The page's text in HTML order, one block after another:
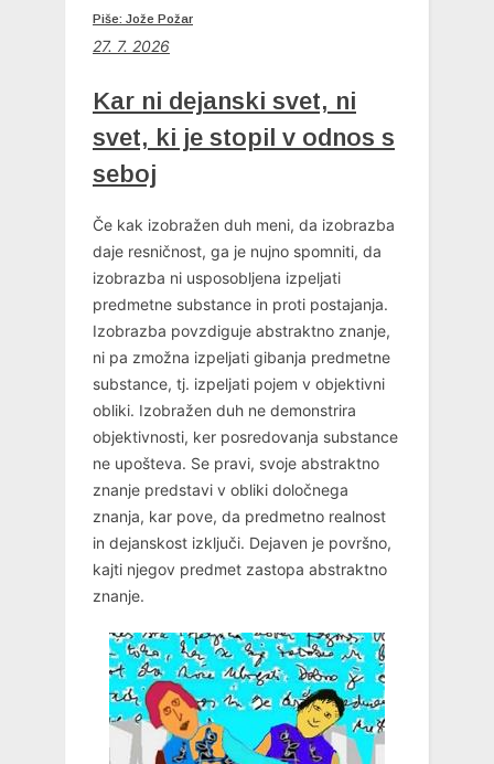
Piše: Jože Požar
27. 7. 2026
Kar ni dejanski svet, ni
svet, ki je stopil v odnos s
seboj
Če kak izobražen duh meni, da izobrazba
daje resničnost, ga je nujno spomniti, da
izobrazba ni usposobljena izpeljati
predmetne substance in proti postajanja.
Izobrazba povzdiguje abstraktno znanje,
ni pa zmožna izpeljati gibanja predmetne
substance, tj. izpeljati pojem v objektivni
obliki. Izobražen duh ne demonstrira
objektivnosti, ker posredovanja substance
ne upošteva. Se pravi, svoje abstraktno
znanje predstavi v obliki določnega
znanja, kar pove, da predmetno realnost
in dejanskost izključi. Dejaven je površno,
kajti njegov predmet zastopa abstraktno
znanje.